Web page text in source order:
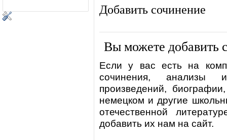
Добавить сочинение
Вы можете добавить
Если у вас есть на
сочинения, анализы
произведений,
немецком и другие
отечественной
добавить их нам на сайт.